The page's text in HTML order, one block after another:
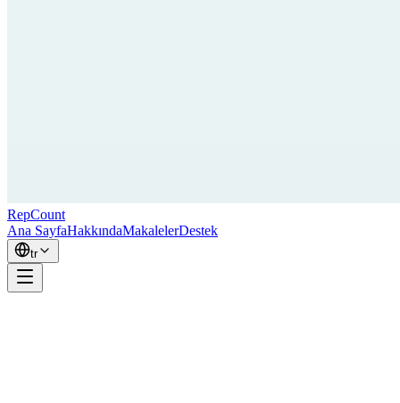
RepCount
Ana SayfaHakkındaMakalelerDestek
tr